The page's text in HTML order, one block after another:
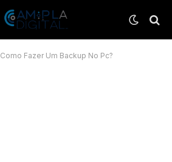
Como Fazer Um Backup No Pc?